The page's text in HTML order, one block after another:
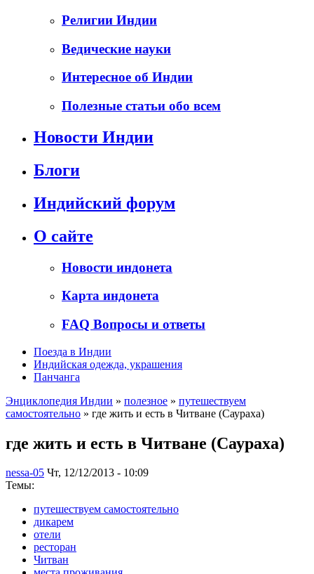
Религии Индии
Ведические науки
Интересное об Индии
Полезные статьи обо всем
Новости Индии
Блоги
Индийский форум
О сайте
Новости индонета
Карта индонета
FAQ Вопросы и ответы
Поезда в Индии
Индийская одежда, украшения
Панчанга
Энциклопедия Индии » полезное » путешествуем
самостоятельно » где жить и есть в Читване (Саураха)
где жить и есть в Читване (Саураха)
nessa-05 Чт, 12/12/2013 - 10:09
Темы:
путешествуем самостоятельно
дикарем
отели
ресторан
Читван